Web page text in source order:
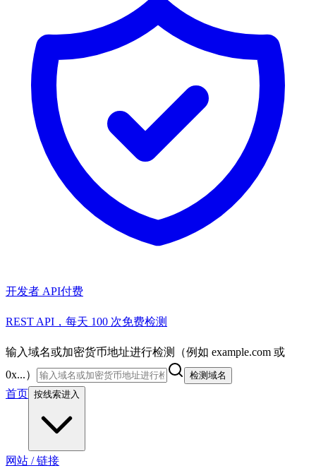
开发者 API付费
REST API，每天 100 次免费检测
输入域名或加密货币地址进行检测（例如 example.com 或
0x...）
检测域名
首页 按线索进入
网站 / 链接